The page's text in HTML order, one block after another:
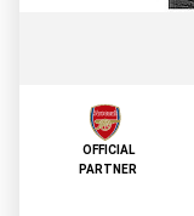
OFFICIAL
PARTNER